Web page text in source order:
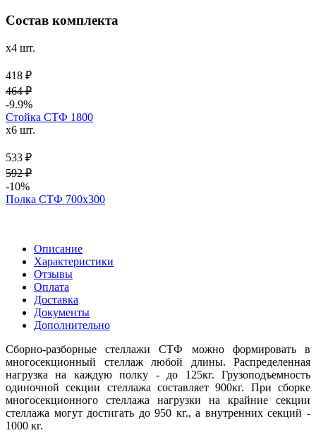
Состав комплекта
x4 шт.
418 ₽
464 ₽
-9.9%
Стойка СТФ 1800
x6 шт.
533 ₽
592 ₽
-10%
Полка СТФ 700х300
Описание
Характеристики
Отзывы
Оплата
Доставка
Документы
Дополнительно
Сборно-разборные стеллажи СТФ можно формировать в
многосекционный стеллаж любой длины. Распределенная
нагрузка на каждую полку - до 125кг. Грузоподъемность
одиночной секции стеллажа составляет 900кг. При сборке
многосекционного стеллажа нагрузки на крайние секции
стеллажа могут достигать до 950 кг., а внутренних секций -
1000 кг.